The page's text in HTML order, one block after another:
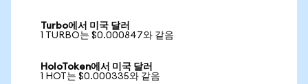
Turbo에서 미국 달러
1 TURBO는 $0.000847와 같음
HoloToken에서 미국 달러
1 HOT는 $0.000335와 같음